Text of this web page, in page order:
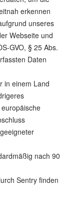
erkennen
unseres
Webseite und
GVO, § 25 Abs.
Daten
in einem Land
nach 90
Sentry finden